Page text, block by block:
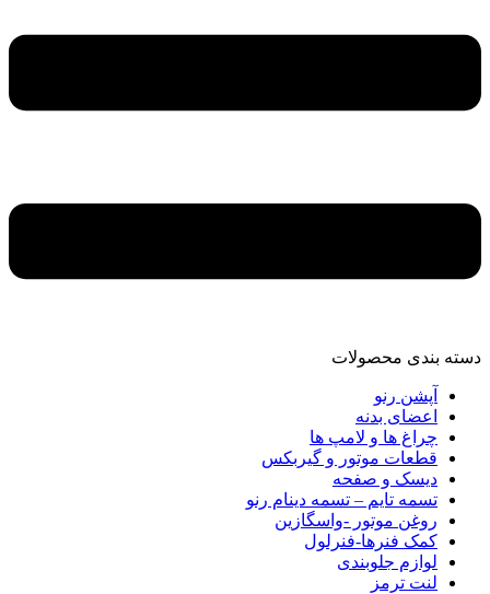
دسته‌ بندی محصولات
آپشن رنو
اعضای بدنه
چراغ ها و لامپ ها
قطعات موتور و گیربکس
دیسک و صفحه
تسمه تایم – تسمه دینام رنو
روغن موتور -واسگازین
کمک فنرها-فنرلول
لوازم جلوبندی
لنت ترمز